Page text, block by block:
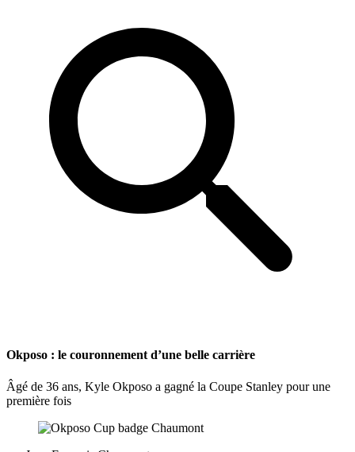
Okposo : le couronnement d’une belle carrière
Âgé de 36 ans, Kyle Okposo a gagné la Coupe Stanley pour une
première fois